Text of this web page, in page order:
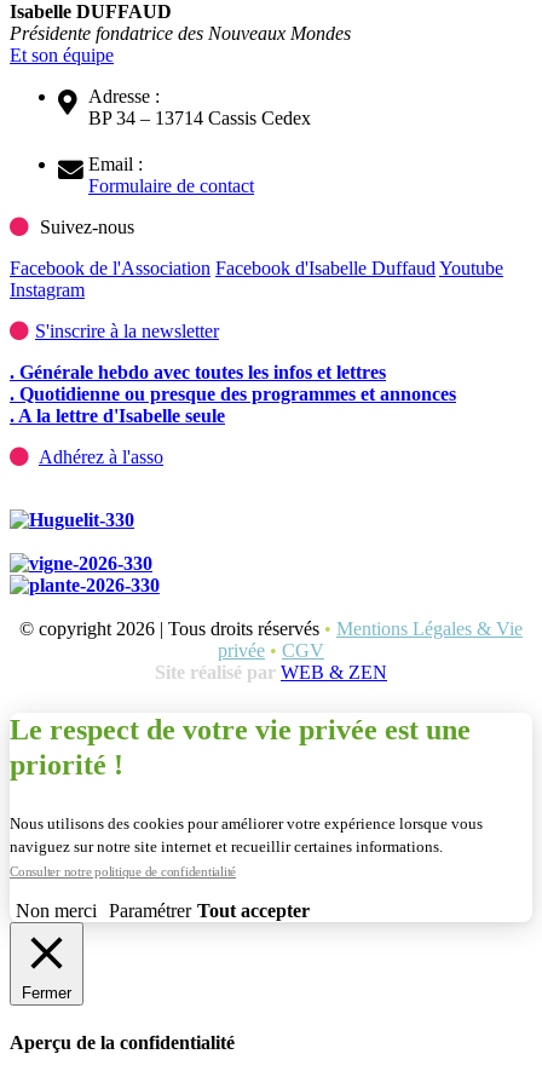
Isabelle DUFFAUD
Présidente fondatrice des Nouveaux Mondes
Et son équipe
Adresse :
BP 34 – 13714 Cassis Cedex
Email :
Formulaire de contact
Suivez-nous
Facebook de l'Association Facebook d'Isabelle Duffaud Youtube
Instagram
S'inscrire à la newsletter
. Générale hebdo avec toutes les infos et lettres
. Quotidienne ou presque des programmes et annonces
. A la lettre d'Isabelle seule
Adhérez à l'asso
© copyright 2026 | Tous droits réservés • Mentions Légales & Vie
privée • CGV
Site réalisé par WEB & ZEN
Le respect de votre vie privée est une
priorité !
Nous utilisons des cookies pour améliorer votre expérience lorsque vous
naviguez sur notre site internet et recueillir certaines informations.
Consulter notre politique de confidentialité
Non merci Paramétrer Tout accepter
Fermer
Aperçu de la confidentialité